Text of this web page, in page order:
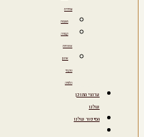
עתידית
מצבות
קבורה
אזרחית
ארגון
טקסי
הלוויה
ערוצי התוכן
שלנו
הסיפור שלנו